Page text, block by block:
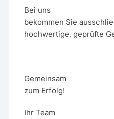
Bei uns
bekommen Sie
hochwertige, geprüfte
Gemeinsam
zum Erfolg!
Ihr Team